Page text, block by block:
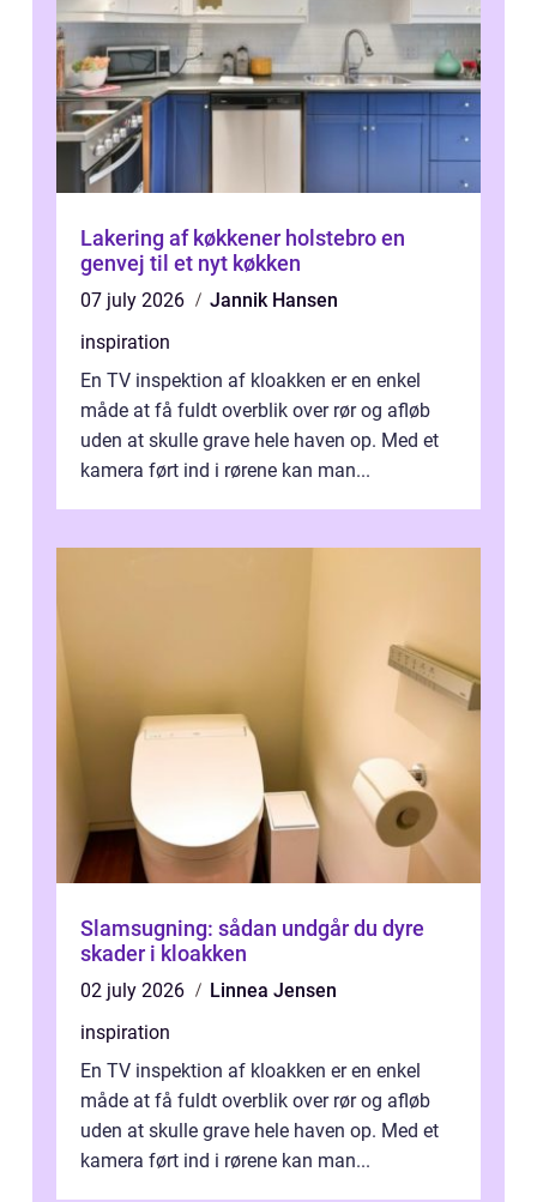
Lakering af køkkener holstebro en
genvej til et nyt køkken
07 july 2026
Jannik Hansen
inspiration
En TV inspektion af kloakken er en enkel
måde at få fuldt overblik over rør og afløb
uden at skulle grave hele haven op. Med et
kamera ført ind i rørene kan man...
Slamsugning: sådan undgår du dyre
skader i kloakken
02 july 2026
Linnea Jensen
inspiration
En TV inspektion af kloakken er en enkel
måde at få fuldt overblik over rør og afløb
uden at skulle grave hele haven op. Med et
kamera ført ind i rørene kan man...